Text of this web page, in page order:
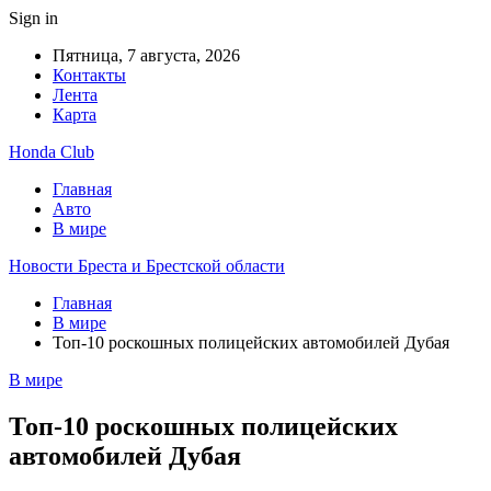
Sign in
Пятница, 7 августа, 2026
Контакты
Лента
Карта
Honda Club
Главная
Авто
В мире
Новости Бреста и Брестской области
Главная
В мире
Топ-10 роскошных полицейских автомобилей Дубая
В мире
Топ-10 роскошных полицейских
автомобилей Дубая